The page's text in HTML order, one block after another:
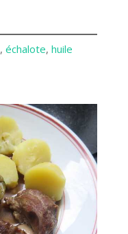
, échalote, huile